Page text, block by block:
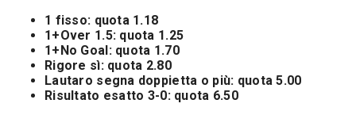
1 fisso: quota 1.18
1+Over 1.5: quota 1.25
1+No Goal: quota 1.70
Rigore sì: quota 2.80
Lautaro segna doppietta o più: quota 5.00
Risultato esatto 3-0: quota 6.50